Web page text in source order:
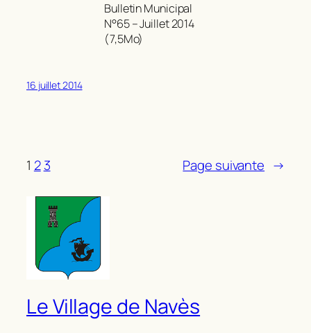
Bulletin Municipal
N°65 – Juillet 2014
(7,5Mo)
16 juillet 2014
1 2 3 Page suivante →
Le Village de Navès